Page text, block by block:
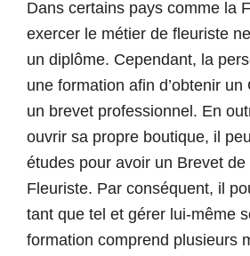
Dans certains pays comme la
exercer le métier de fleuriste
un diplôme. Cependant, la
une formation afin d’obtenir
un brevet professionnel. En
ouvrir sa propre boutique, il
études pour avoir un Brevet
Fleuriste. Par conséquent, il
tant que tel et gérer lui-même
formation comprend plusieurs